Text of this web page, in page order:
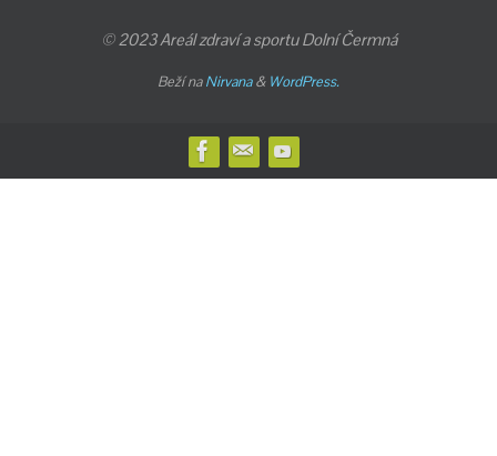
© 2023 Areál zdraví a sportu Dolní Čermná
Beží naNirvana& WordPress.